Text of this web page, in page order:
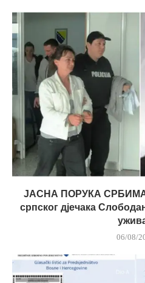
ЈАСНА ПОРУКА СРБИМА:
српског дјечака
06/08/